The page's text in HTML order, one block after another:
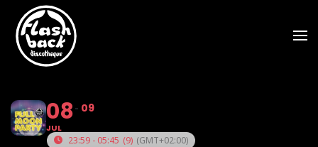
Skip to main content
08
JUL
09
23:59 - 05:45 (9) (GMT+02:00)